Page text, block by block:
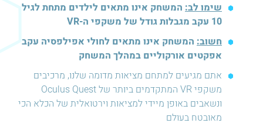
שימו לב: המשחק אינו מתאים לילדים מתחת לגיל
10 עקב מגבלות גודל של משקפי ה-VR
חשוב: המשחק אינו מתאים לחולי אפילפסיה עקב
אפקטים אורקוליים במהלך המשחק
אתם מגיעים למתחם מציאות מדומה שלנו, מרכיבים
משקפי VR המתקדמים ביותר של Oculus Quest
ונשאבים באופן מיידי למציאות וירטואלית של הכלא הכי
מאובטח בעולם